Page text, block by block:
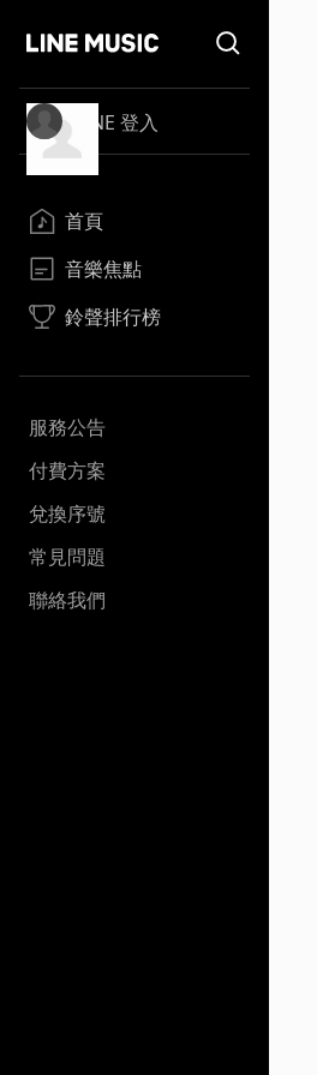
LINE 登入
首頁
音樂焦點
鈴聲排行榜
服務公告
付費方案
兌換序號
常見問題
聯絡我們